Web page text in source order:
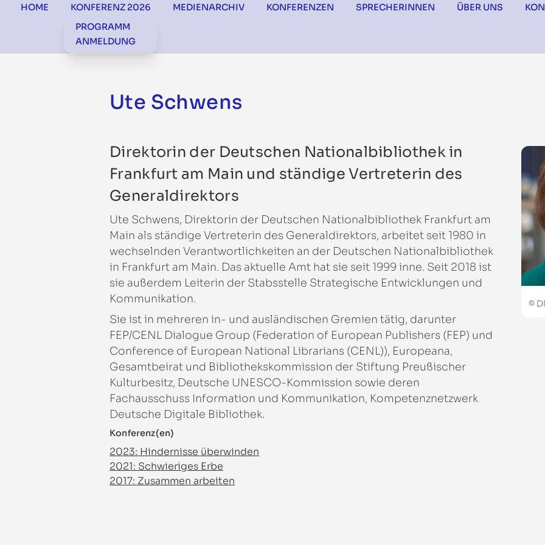
HOME
KONFERENZ 2026
PROGRAMM
ANMELDUNG
MEDIENARCHIV KONFERENZEN SPRECHERINNEN ÜBER UNS
Ute Schwens
©
Direktorin der Deutschen Nationalbibliothek in
Frankfurt am Main und ständige Vertreterin des
Generaldirektors
Ute Schwens, Direktorin der Deutschen Nationalbibliothek Frankfurt am
Main als ständige Vertreterin des Generaldirektors, arbeitet seit 1980 in
wechselnden Verantwortlichkeiten an der Deutschen Nationalbibliothek
in Frankfurt am Main. Das aktuelle Amt hat sie seit 1999 inne. Seit 2018 ist
sie außerdem Leiterin der Stabsstelle Strategische Entwicklungen und
Kommunikation.
Sie ist in mehreren in- und ausländischen Gremien tätig, darunter
FEP/CENL Dialogue Group (Federation of European Publishers (FEP) und
Conference of European National Librarians (CENL)), Europeana,
Gesamtbeirat und Bibliothekskommission der Stiftung Preußischer
Kulturbesitz, Deutsche UNESCO-Kommission sowie deren
Fachausschuss Information und Kommunikation, Kompetenznetzwerk
Deutsche Digitale Bibliothek.
Konferenz(en)
2023: Hindernisse überwinden
2021: Schwieriges Erbe
2017: Zusammen arbeiten